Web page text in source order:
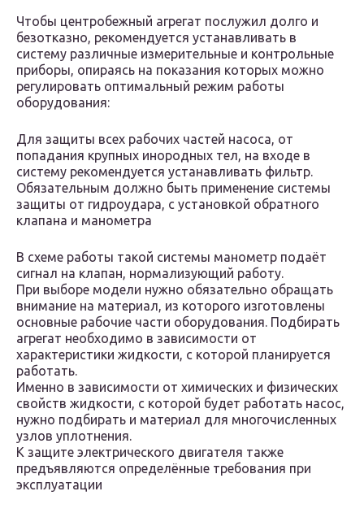
Чтобы центробежный агрегат послужил долго и
безотказно, рекомендуется устанавливать в
систему различные измерительные и контрольные
приборы, опираясь на показания которых можно
регулировать оптимальный режим работы
оборудования:
Для защиты всех рабочих частей насоса, от
попадания крупных инородных тел, на входе в
систему рекомендуется устанавливать фильтр.
Обязательным должно быть применение системы
защиты от гидроудара, с установкой обратного
клапана и манометра
В схеме работы такой системы манометр подаёт
сигнал на клапан, нормализующий работу.
При выборе модели нужно обязательно обращать
внимание на материал, из которого изготовлены
основные рабочие части оборудования. Подбирать
агрегат необходимо в зависимости от
характеристики жидкости, с которой планируется
работать.
Именно в зависимости от химических и физических
свойств жидкости, с которой будет работать насос,
нужно подбирать и материал для многочисленных
узлов уплотнения.
К защите электрического двигателя также
предъявляются определённые требования при
эксплуатации